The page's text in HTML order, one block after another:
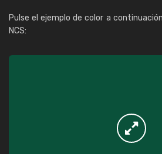
Pulse el ejemplo de color a
NCS: